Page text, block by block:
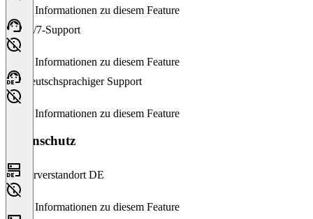
Keine Informationen zu diesem Feature
24/7-Support
Keine Informationen zu diesem Feature
Deutschsprachiger Support
Keine Informationen zu diesem Feature
Datenschutz
Serverstandort DE
Keine Informationen zu diesem Feature